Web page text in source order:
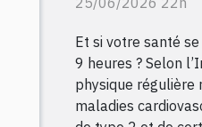
quotidien
Et si votre santé
9 heures ? Selon
physique régulière
maladies